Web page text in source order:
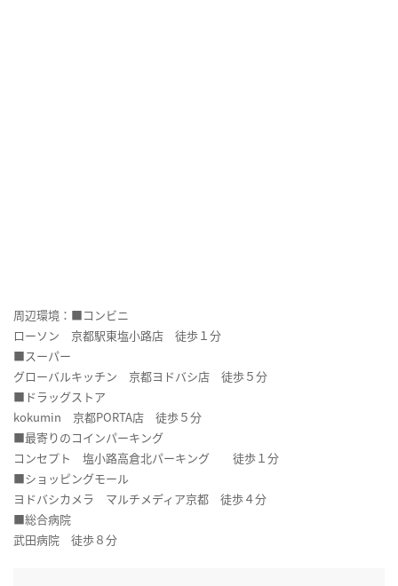
周辺環境：■コンビニ
ローソン 京都駅東塩小路店 徒歩１分
■スーパー
グローバルキッチン 京都ヨドバシ店 徒歩５分
■ドラッグストア
kokumin 京都PORTA店 徒歩５分
■最寄りのコインパーキング
コンセプト 塩小路高倉北パーキング 徒歩１分
■ショッピングモール
ヨドバシカメラ マルチメディア京都 徒歩４分
■総合病院
武田病院 徒歩８分